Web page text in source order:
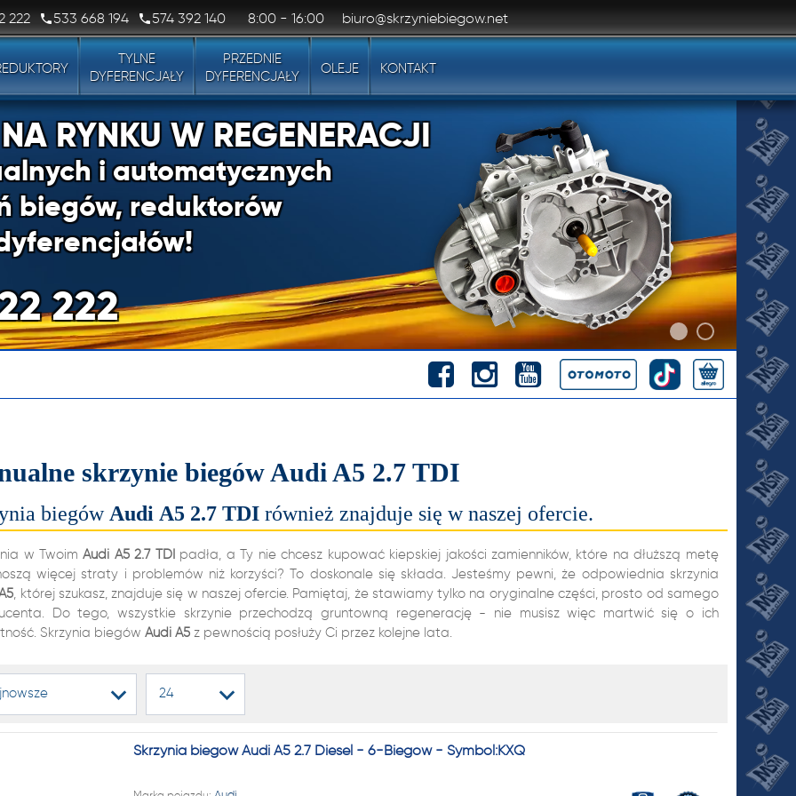
222 533 668 194 574 392 140 8:00 - 16:00 biuro@skrzyniebiegow.net
TYLNE
DYFERENCJAŁY
PRZEDNIE
DYFERENCJAŁY
OLEJE KONTAKT
222
RYNKU W REGENERACJI
i automatycznych
biegów, reduktorów
222
RYNKU W REGENERACJI
i automatycznych
biegów, reduktorów
RYNKU W REGENERACJI
i automatycznych
biegów, reduktorów
skrzynie biegów Audi A5 2.7 TDI
biegów Audi A5 2.7 TDI również znajduje się w naszej ofercie.
w TwoimAudi A5 2.7 TDIpadła, a Ty nie chcesz kupować kiepskiej jakości zamienników, które na dłuższą metę
więcej straty i problemów niż korzyści? To doskonale się składa. Jesteśmy pewni, że odpowiednia skrzynia
, której szukasz, znajduje się w naszej ofercie. Pamiętaj, że stawiamy tylko na oryginalne części, prosto od samego
Do tego, wszystkie skrzynie przechodzą gruntowną regenerację - nie musisz więc martwić się o ich
Skrzynia biegówAudi A5 z pewnością posłuży Ci przez kolejne lata.
24
Skrzynia biegów Audi A5 2.7 Diesel - 6-Biegów - Symbol:KXQ